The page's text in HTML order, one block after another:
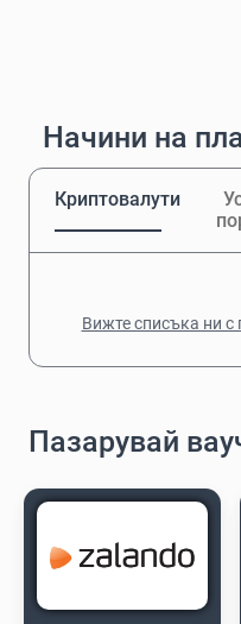
Начини на
Криптовалути
Вижте списъка ни
Пазарувай